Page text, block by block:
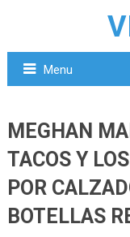
Menu
MEGHAN
TACOS Y
POR
BOTELLAS